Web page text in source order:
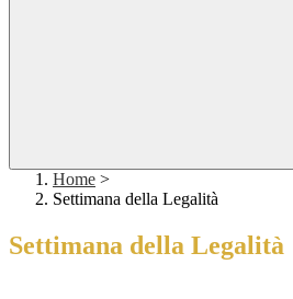
Home >
Settimana della Legalità
Settimana della Legalità